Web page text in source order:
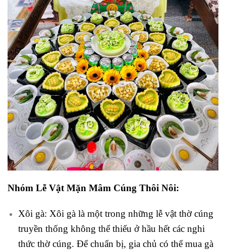
Nhóm Lễ Vật Mặn Mâm Cúng Thôi Nôi:
Xôi gà: Xôi gà là một trong những lễ vật thờ cúng
truyền thống không thể thiếu ở hầu hết các nghi
thức thờ cúng. Để chuẩn bị, gia chủ có thể mua gà